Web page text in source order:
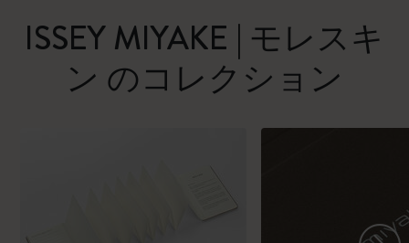
ISSEY MIYAKE | モレスキ
ン のコレクション